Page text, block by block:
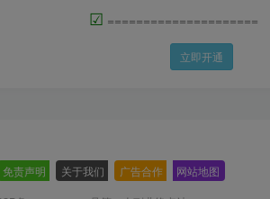
☑ =====================
立即开通
免责声明 关于我们 广告合作 网站地图